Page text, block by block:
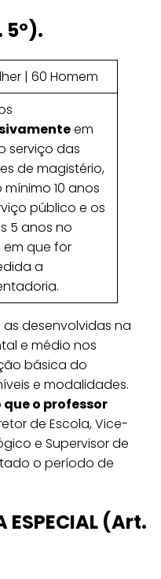
5º).
| 60 Homem
em
serviço das
de magistério,
10 anos
público e os
5 anos no
que for
a
as desenvolvidas na
e médio nos
básica do
e modalidades.
o professor
de Escola, Vice-
e Supervisor de
o período de
ESPECIAL (Art.